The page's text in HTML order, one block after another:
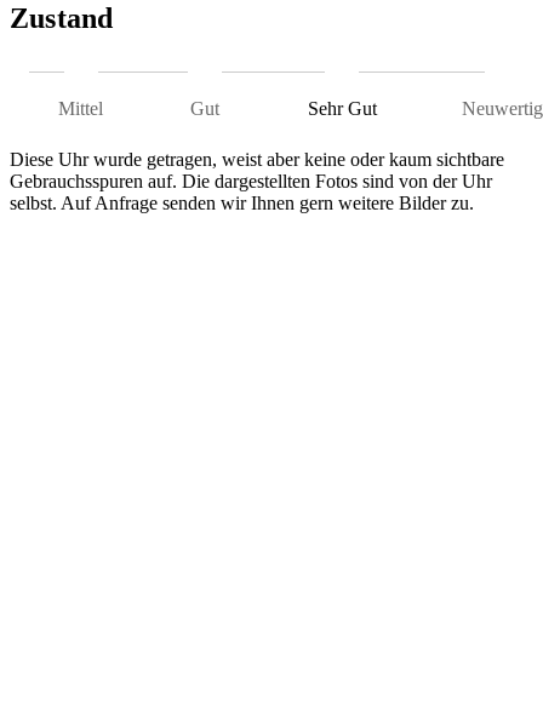
Zustand
Mittel Gut Sehr Gut Neuwertig
Diese Uhr wurde getragen, weist aber keine oder kaum sichtbare
Gebrauchsspuren auf. Die dargestellten Fotos sind von der Uhr
selbst. Auf Anfrage senden wir Ihnen gern weitere Bilder zu.